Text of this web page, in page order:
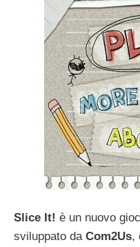
Slice It! è un nuovo
sviluppato da Com2Us,